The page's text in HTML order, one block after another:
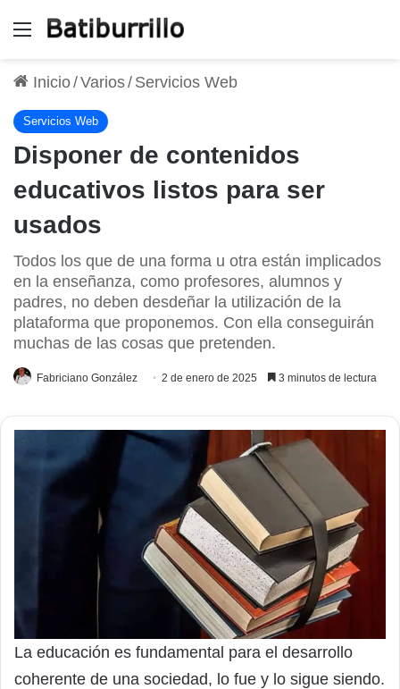
Menú
Inicio/Varios/ Servicios Web
Servicios Web
Disponer de contenidos
educativos listos para ser
usados
Todos los que de una forma u otra están implicados
en la enseñanza, como profesores, alumnos y
padres, no deben desdeñar la utilización de la
plataforma que proponemos. Con ella conseguirán
muchas de las cosas que pretenden.
Fabriciano González 2 de enero de 2025 3 minutos de lectura
La educación es fundamental para el desarrollo
coherente de una sociedad, lo fue y lo sigue siendo.